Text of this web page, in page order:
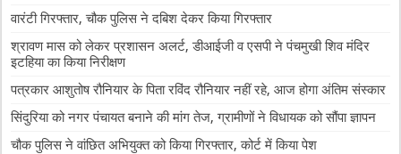
वारंटी गिरफ्तार, चौक पुलिस ने दबिश देकर किया गिरफ्तार
श्रावण मास को लेकर प्रशासन अलर्ट, डीआईजी व एसपी ने पंचमुखी शिव मंदिर
इटहिया का किया निरीक्षण
पत्रकार आशुतोष रौनियार के पिता रविंद रौनियार नहीं रहे, आज होगा अंतिम संस्कार
सिंदुरिया को नगर पंचायत बनाने की मांग तेज, ग्रामीणों ने विधायक को सौंपा ज्ञापन
चौक पुलिस ने वांछित अभियुक्त को किया गिरफ्तार, कोर्ट में किया पेश